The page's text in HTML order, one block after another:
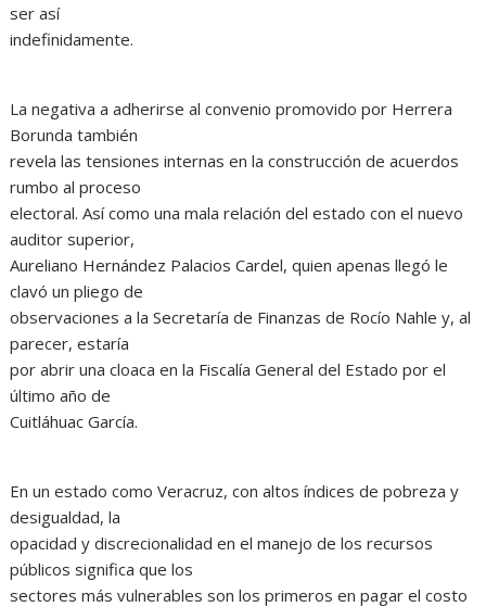
ser así
indefinidamente.
La negativa a adherirse al convenio promovido por Herrera
Borunda también
revela las tensiones internas en la construcción de acuerdos
rumbo al proceso
electoral. Así como una mala relación del estado con el nuevo
auditor superior,
Aureliano Hernández Palacios Cardel, quien apenas llegó le
clavó un pliego de
observaciones a la Secretaría de Finanzas de Rocío Nahle y, al
parecer, estaría
por abrir una cloaca en la Fiscalía General del Estado por el
último año de
Cuitláhuac García.
En un estado como Veracruz, con altos índices de pobreza y
desigualdad, la
opacidad y discrecionalidad en el manejo de los recursos
públicos significa que los
sectores más vulnerables son los primeros en pagar el costo